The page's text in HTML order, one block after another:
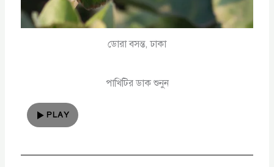
ডোরা বসন্ত, ঢাকা
পাখিটির ডাক শুনুন
PLAY